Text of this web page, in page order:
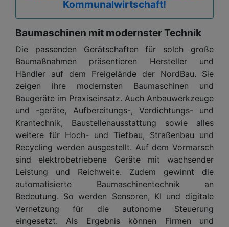
Kommunalwirtschaft!
Baumaschinen mit modernster Technik
Die passenden Gerätschaften für solch große
Baumaßnahmen präsentieren Hersteller und
Händler auf dem Freigelände der NordBau. Sie
zeigen ihre modernsten Baumaschinen und
Baugeräte im Praxiseinsatz. Auch Anbauwerkzeuge
und -geräte, Aufbereitungs-, Verdichtungs- und
Krantechnik, Baustellenausstattung sowie alles
weitere für Hoch- und Tiefbau, Straßenbau und
Recycling werden ausgestellt. Auf dem Vormarsch
sind elektrobetriebene Geräte mit wachsender
Leistung und Reichweite. Zudem gewinnt die
automatisierte Baumaschinentechnik an
Bedeutung. So werden Sensoren, KI und digitale
Vernetzung für die autonome Steuerung
eingesetzt. Als Ergebnis können Firmen und